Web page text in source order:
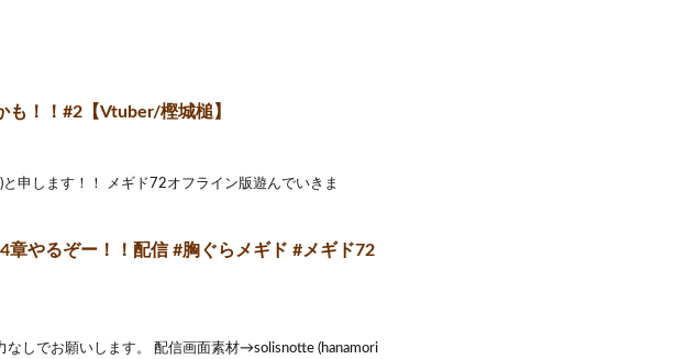
も！！#2【Vtuber/樫城槌】
申します！！ メギド72オフライン版遊んでいきま
やるぞー！！配信 #胸ぐらメギド #メギド72
しでお願いします。 配信画面素材→solisnotte (hanamori